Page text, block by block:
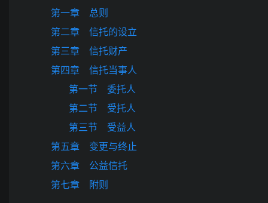
第一章 总则
第二章 信托的设立
第三章 信托财产
第四章 信托当事人
第一节 委托人
第二节 受托人
第三节 受益人
第五章 变更与终止
第六章 公益信托
第七章 附则